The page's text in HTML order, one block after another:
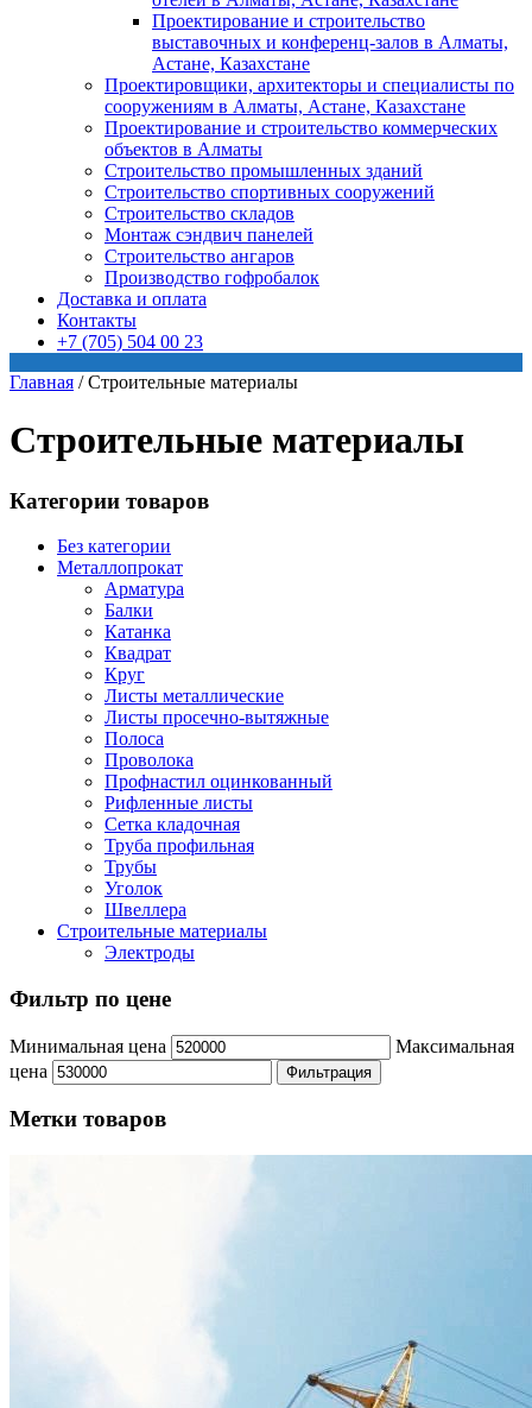
Проектирование и строительство
выставочных и конференц-залов в Алматы,
Астане, Казахстане
Проектировщики, архитекторы и специалисты по
сооружениям в Алматы, Астане, Казахстане
Проектирование и строительство коммерческих
объектов в Алматы
Строительство промышленных зданий
Строительство спортивных сооружений
Строительство складов
Монтаж сэндвич панелей
Строительство ангаров
Производство гофробалок
Доставка и оплата
Контакты
+7 (705) 504 00 23
Главная /Строительные материалы
Строительные материалы
Категории товаров
Без категории
Металлопрокат
Арматура
Балки
Катанка
Квадрат
Круг
Листы металлические
Листы просечно-вытяжные
Полоса
Проволока
Профнастил оцинкованный
Рифленные листы
Сетка кладочная
Труба профильная
Трубы
Уголок
Швеллера
Строительные материалы
Электроды
Фильтр по цене
Минимальная цена
Максимальная
цена
Фильтрация
Метки товаров